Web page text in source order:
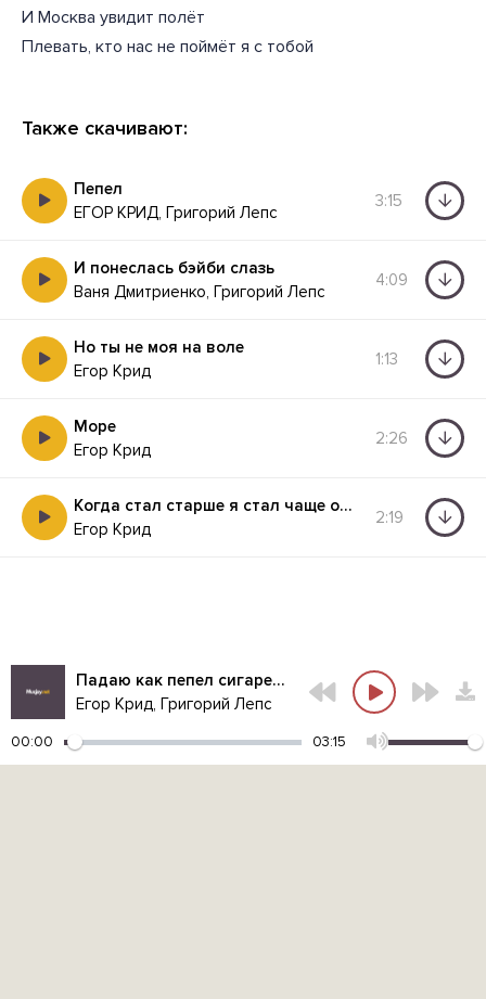
И Москва увидит полёт
Плевать, кто нас не поймёт я с тобой
Также скачивают:
Пепел
ЕГОР КРИД, Григорий Лепс
3:15
И понеслась бэйби слазь
Ваня Дмитриенко, Григорий Лепс
4:09
Но ты не моя на воле
Егор Крид
1:13
Море
Егор Крид
2:26
Когда стал старше я стал чаще обращаться к Богу
Егор Крид
2:19
Падаю как пепел сигарет но твоя любовь поднимет вверх
Егор Крид, Григорий Лепс
00:00 03:15